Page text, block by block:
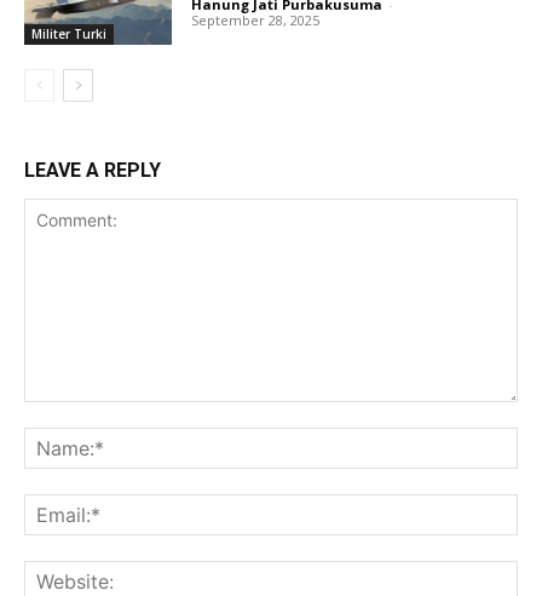
Militer Turki
Hanung Jati Purbakusuma -
September 28, 2025
LEAVE A REPLY